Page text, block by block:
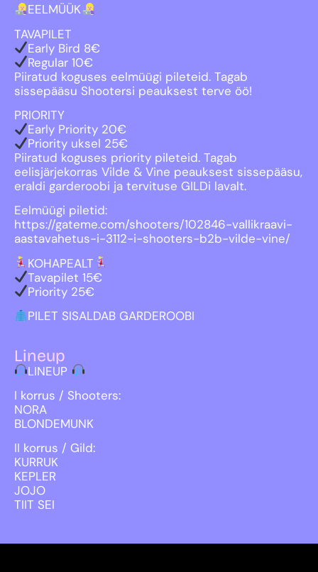
EELMÜÜK
TAVAPILET
Early Bird 8€
Regular 10€
Piiratud koguses eelmüügi pileteid. Tagab
sissepääsu Shootersi peauksest terve öö!
PRIORITY
Early Priority 20€
Priority uksel 25€
Piiratud koguses priority pileteid. Tagab
eelisjärjekorras Vilde & Vine peauksest sissepääsu,
eraldi garderoobi ja tervituse GILDi lavalt.
Eelmüügi piletid:
https://gateme.com/shooters/102846-vallikraavi-
aastavahetus-i-3112-i-shooters-b2b-vilde-vine/
KOHAPEALT
Tavapilet 15€
Priority 25€
PILET SISALDAB GARDEROOBI
Lineup
LINEUP
I korrus / Shooters:
NORA
BLONDEMUNK
II korrus / Gild:
KURRUK
KEPLER
JOJO
TIIT SEI